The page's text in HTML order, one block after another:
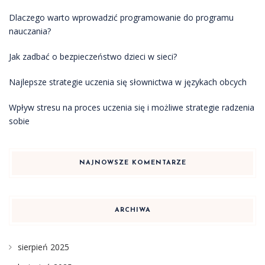
Dlaczego warto wprowadzić programowanie do programu
nauczania?
Jak zadbać o bezpieczeństwo dzieci w sieci?
Najlepsze strategie uczenia się słownictwa w językach obcych
Wpływ stresu na proces uczenia się i możliwe strategie radzenia
sobie
NAJNOWSZE KOMENTARZE
ARCHIWA
sierpień 2025